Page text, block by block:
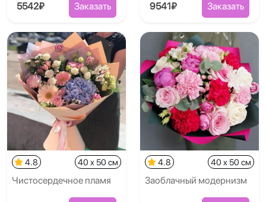
5542₽ Заказать 9541₽ Заказать
4.8 40 x 50 см
Чистосердечное пламя
4.8 40 x 50 см
Заоблачный модернизм